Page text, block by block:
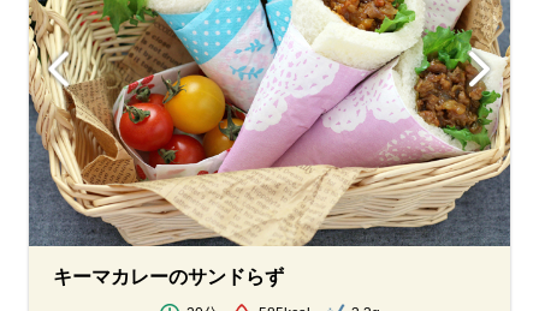
キーマカレーのサンドらず